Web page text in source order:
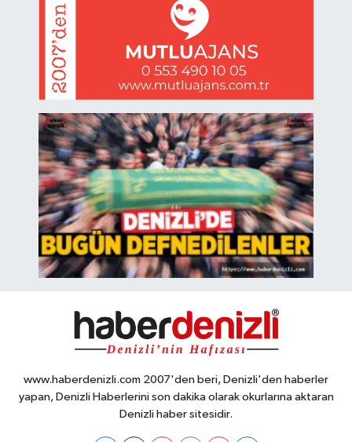
www.haberdenizli.com 2007'den beri, Denizli'den haberler
yapan, Denizli Haberlerini son dakika olarak okurlarına aktaran
Denizli haber sitesidir.